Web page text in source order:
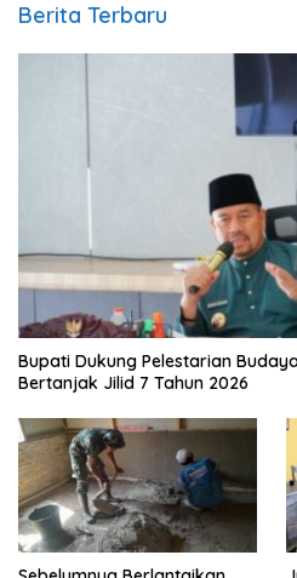
Berita Terbaru
Bupati Dukung Pelestarian
Bertanjak Jilid 7 Tahun 2026